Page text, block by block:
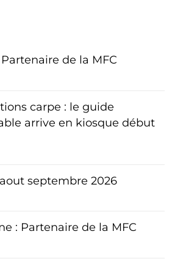
de la MFC
carpe : le guide
arrive en kiosque début
septembre 2026
: Partenaire de la MFC